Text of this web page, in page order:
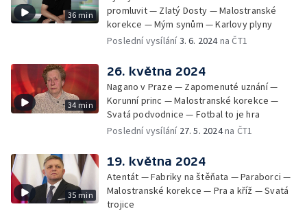
36 min
promluvit — Zlatý Dosty — Malostranské
korekce — Mým synům — Karlovy plyny
Poslední vysílání3. 6. 2024na ČT1
34 min
26. května 2024
Nagano v Praze — Zapomenuté uznání —
Korunní princ — Malostranské korekce —
Svatá podvodnice — Fotbal to je hra
Poslední vysílání 27. 5. 2024na ČT1
35 min
19. května 2024
Atentát — Fabriky na štěňata — Paraborci —
Malostranské korekce — Pra a kříž — Svatá
trojice